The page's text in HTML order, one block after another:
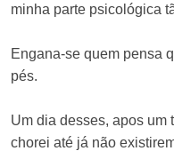
minha parte psicológica
Engana-se quem pensa
pés.
Um dia desses, apos um
chorei até já não